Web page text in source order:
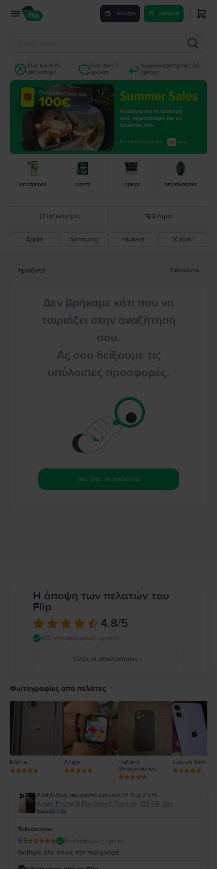
Πούλησε Αγόρασε
Έως και 40%
φθηνότερα
Εγγύηση 2
χρόνια
Δωρεάν επιστροφή 30
ημέρες
Smartphone Tablets Laptops Smartwatches
Ταξινόμηση
Σύσταση Flip
Φίλτρο
Apple Samsung Huawei Xiaomi
προϊόντα 0 προϊόντα
Δεν βρήκαμε κάτι που να
ταιριάζει στην αναζήτησή
σου.
Ας σου δείξουμε τις
υπόλοιπες προσφορές.
Δες όλα τα προϊόντα
Η άποψη των πελατών του
Flip
4.8/5
4417 επαληθευμένες κριτικές
Όλες οι αξιολογήσεις
4
2
1
Φωτογραφίες από πελάτες
Korina Angie
Γαβριηλ
Φκουγκουρας
Ιωάννα
Αλεξάνδρα γεωργοπουλουυυθ,07 Aug 2026
Apple iPhone 16 Pro, Desert Titanium, 128 GB, Σαν
καινούργιο
Τελειοποοο
5/5 Επαληθευμένη κριτική
Φοβερό όλα όπως την περιγραφή